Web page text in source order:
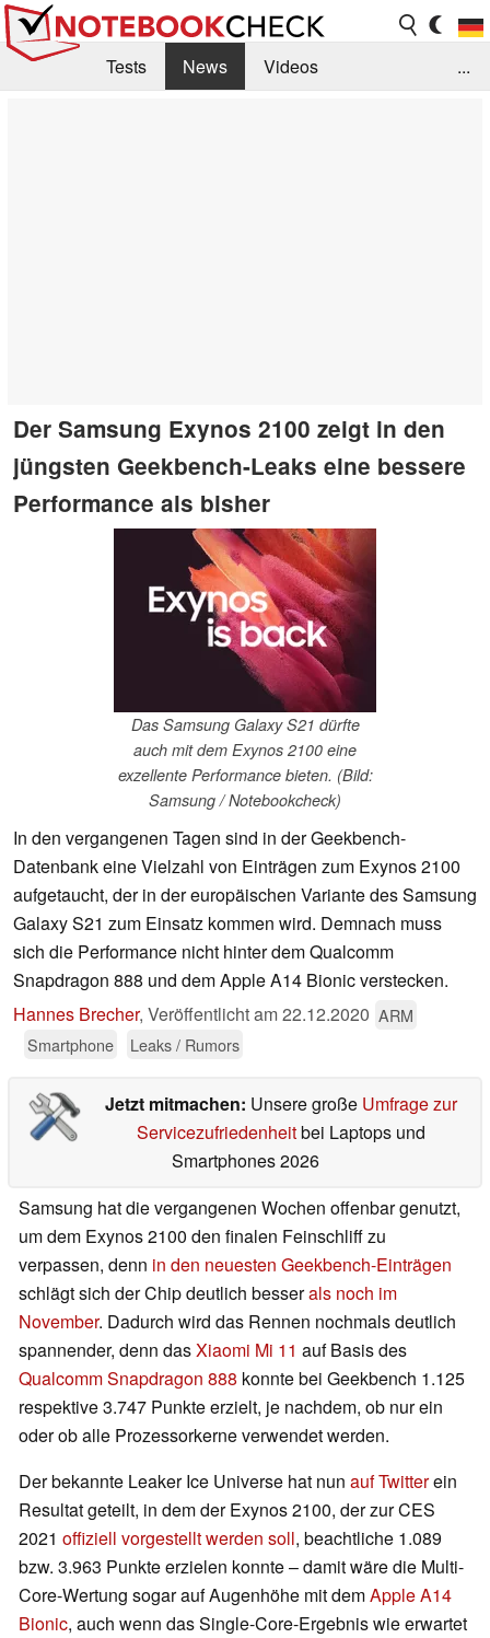
Tests News
Videos
...
Der Samsung Exynos 2100 zeigt in den
jüngsten Geekbench-Leaks eine bessere
Performance als bisher
Das Samsung Galaxy S21 dürfte
auch mit dem Exynos 2100 eine
exzellente Performance bieten. (Bild:
Samsung / Notebookcheck)
In den vergangenen Tagen sind in der Geekbench-
Datenbank eine Vielzahl von Einträgen zum Exynos 2100
aufgetaucht, der in der europäischen Variante des Samsung
Galaxy S21 zum Einsatz kommen wird. Demnach muss
sich die Performance nicht hinter dem Qualcomm
Snapdragon 888 und dem Apple A14 Bionic verstecken.
Hannes Brecher, Veröffentlicht am22.12.2020 ARM
Smartphone
Leaks / Rumors
Jetzt mitmachen: Unsere große Umfrage zur
Servicezufriedenheitbei Laptops und
Smartphones 2026
Samsung hat die vergangenen Wochen offenbar genutzt,
um dem Exynos 2100 den finalen Feinschliff zu
verpassen, denn in den neuesten Geekbench-Einträgen
schlägt sich der Chip deutlich besserals noch im
November. Dadurch wird das Rennen nochmals deutlich
spannender, denn dasXiaomi Mi 11 auf Basis des
Qualcomm Snapdragon 888 konnte bei Geekbench 1.125
respektive 3.747 Punkte erzielt, je nachdem, ob nur ein
oder ob alle Prozessorkerne verwendet werden.
Der bekannte Leaker Ice Universe hat nun auf Twitterein
Resultat geteilt, in dem der Exynos 2100, der zur CES
2021 offiziell vorgestellt werden soll, beachtliche 1.089
bzw. 3.963 Punkte erzielen konnte – damit wäre die Multi-
Core-Wertung sogar auf Augenhöhe mit demApple A14
Bionic, auch wenn das Single-Core-Ergebnis wie erwartet